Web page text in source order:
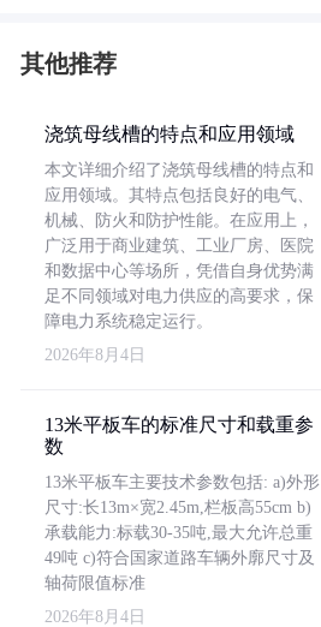
其他推荐
浇筑母线槽的特点和应用领域
本文详细介绍了浇筑母线槽的特点和
应用领域。其特点包括良好的电气、
机械、防火和防护性能。在应用上，
广泛用于商业建筑、工业厂房、医院
和数据中心等场所，凭借自身优势满
足不同领域对电力供应的高要求，保
障电力系统稳定运行。
2026年8月4日
13米平板车的标准尺寸和载重参
数
13米平板车主要技术参数包括: a)外形
尺寸:长13m×宽2.45m,栏板高55cm b)
承载能力:标载30-35吨,最大允许总重
49吨 c)符合国家道路车辆外廓尺寸及
轴荷限值标准
2026年8月4日